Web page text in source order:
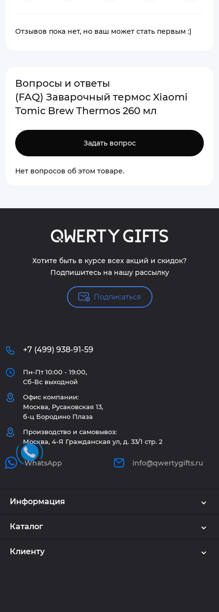
Отзывов пока нет, но ваш может стать первым :)
Вопросы и ответы
(FAQ) Заварочный термос Xiaomi
Tomic Brew Thermos 260 мл
Задать вопрос
Нет вопросов об этом товаре.
Хотите быть в курсе всех акций и скидок?
Подпишитесь на нашу рассылку
Подписаться
+7 (499) 938-91-59
Пн-Пт 10:00 - 19:00,
Сб-Вс выходной
Офис компании:
Москва, Русаковская 13,
б-ц Бородино Плаза
Производство и самовывоз:
Москва, 4-Я Гражданская ул, д. 33/1 стр. 2
WhatsApp info@qwertygifts.ru
Информация
Каталог
Клиенту